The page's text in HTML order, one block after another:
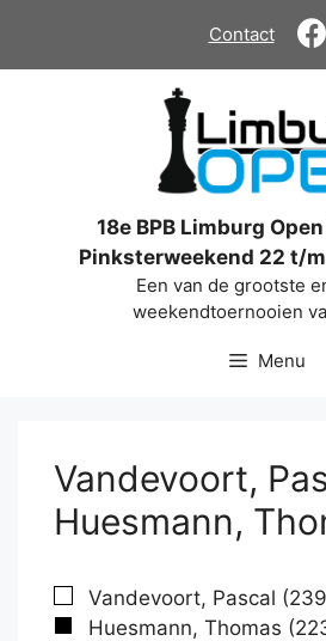
de
Contact
18e BPB Limburg
Pinksterweekend 22 t/
Een van de grootste
weekendtoernooien
Menu
Vandevoort,
Huesmann,
Vandevoort, Pascal
Huesmann, Thomas